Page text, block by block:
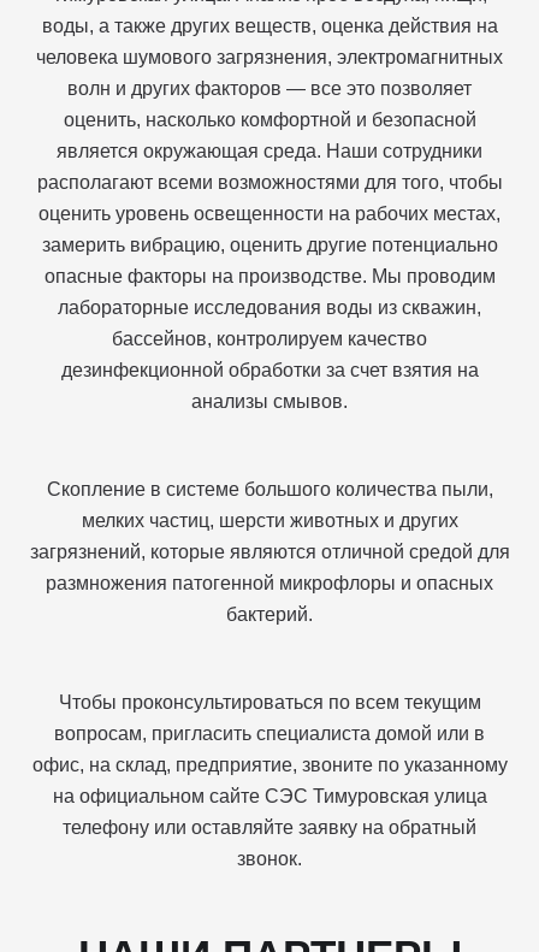
воды, а также других веществ, оценка действия на
человека шумового загрязнения, электромагнитных
волн и других факторов — все это позволяет
оценить, насколько комфортной и безопасной
является окружающая среда. Наши сотрудники
располагают всеми возможностями для того, чтобы
оценить уровень освещенности на рабочих местах,
замерить вибрацию, оценить другие потенциально
опасные факторы на производстве. Мы проводим
лабораторные исследования воды из скважин,
бассейнов, контролируем качество
дезинфекционной обработки за счет взятия на
анализы смывов.
Скопление в системе большого количества пыли,
мелких частиц, шерсти животных и других
загрязнений, которые являются отличной средой для
размножения патогенной микрофлоры и опасных
бактерий.
Чтобы проконсультироваться по всем текущим
вопросам, пригласить специалиста домой или в
офис, на склад, предприятие, звоните по указанному
на официальном сайте СЭС Тимуровская улица
телефону или оставляйте заявку на обратный
звонок.